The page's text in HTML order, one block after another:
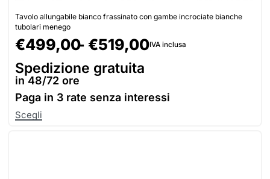
Tavolo allungabile bianco frassinato con gambe incrociate bianche
tubolari menego
€499,00 €519,00IVA inclusa
Spedizione gratuita
in 48/72 ore
Paga in 3 rate senza interessi
Scegli